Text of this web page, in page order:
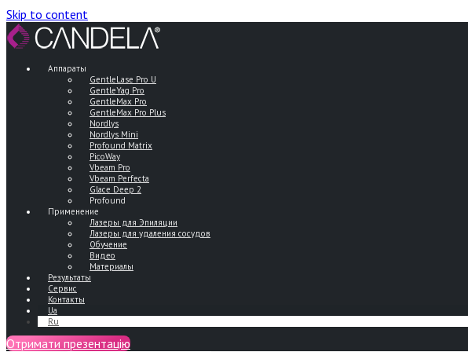
Skip to content
Аппараты
GentleLase Pro U
GentleYag Pro
GentleMax Pro
GentleMax Pro Plus
Nordlys
Nordlys Mini
Profound Matrix
PicoWay
Vbeam Pro
Vbeam Perfecta
Glace Deep 2
Profound
Применение
Лазеры для Эпиляции
Лазеры для удаления сосудов
Обучение
Видео
Материалы
Результаты
Сервис
Контакты
Ua
Ru
Отримати презентацію